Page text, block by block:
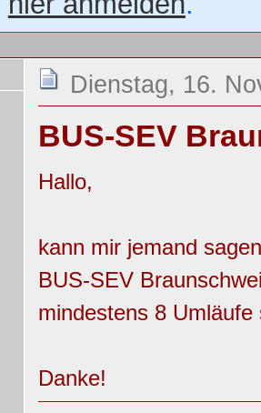
Dienstag, 16.
BUS-SEV
Hallo,
kann mir jemand
BUS-SEV
mindestens 8 Umläufe
Danke!